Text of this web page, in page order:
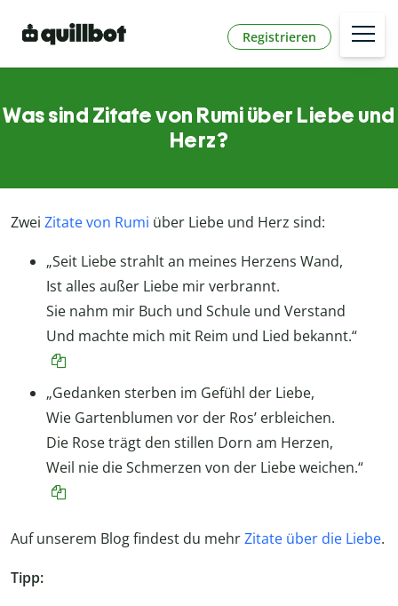
Registrieren
Was sind Zitate von Rumi über Liebe und
Herz?
Zwei Zitate von Rumi über Liebe und Herz sind:
„Seit Liebe strahlt an meines Herzens Wand,
Ist alles außer Liebe mir verbrannt.
Sie nahm mir Buch und Schule und Verstand
Und machte mich mit Reim und Lied bekannt.“
„Gedanken sterben im Gefühl der Liebe,
Wie Gartenblumen vor der Ros’ erbleichen.
Die Rose trägt den stillen Dorn am Herzen,
Weil nie die Schmerzen von der Liebe weichen.“
Auf unserem Blog findest du mehrZitate über die Liebe.
Tipp: